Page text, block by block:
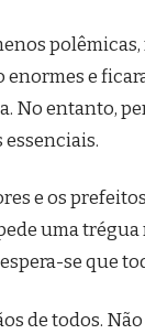
enormes e
No entanto,
e os
uma
se que
de todos.